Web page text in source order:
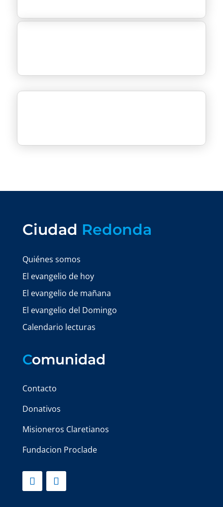
Ciudad Redonda
Quiénes somos
El evangelio de hoy
El evangelio de mañana
El evangelio del Domingo
Calendario lecturas
Comunidad
Contacto
Donativos
Misioneros Claretianos
Fundacion Proclade